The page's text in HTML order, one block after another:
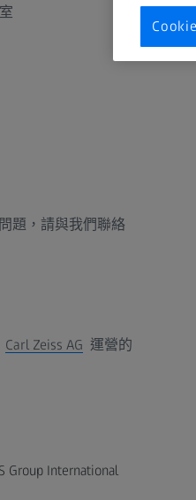
題，請與我們聯絡
Carl Zeiss AG 運營的
Group International